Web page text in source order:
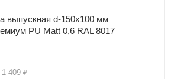
выпускная d-150x100 мм
PU Matt 0,6 RAL 8017
1 409₽